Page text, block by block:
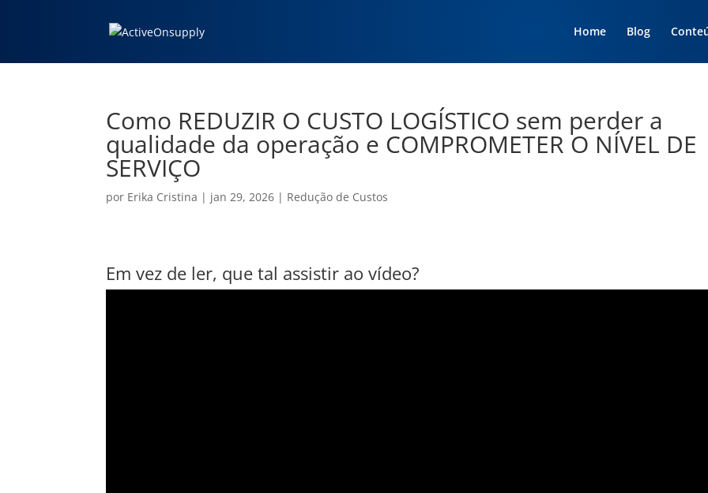
Home Blog
Como REDUZIR O CUSTO LOGÍSTICO sem perder a
qualidade da operação e COMPROMETER O NÍVEL DE
SERVIÇO
por Erika Cristina | jan 29, 2026 | Redução de Custos
Em vez de ler, que tal assistir ao vídeo?